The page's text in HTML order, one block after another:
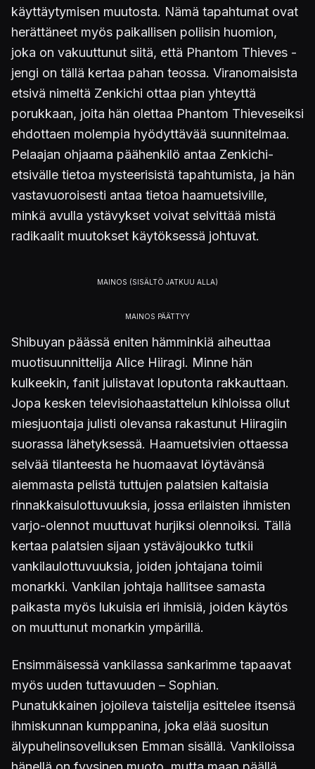
käyttäytymisen muutosta. Nämä tapahtumat ovat
herättäneet myös paikallisen poliisin huomion,
joka on vakuuttunut siitä, että Phantom Thieves -
jengi on tällä kertaa pahan teossa. Viranomaisista
etsivä nimeltä Zenkichi ottaa pian yhteyttä
porukkaan, joita hän olettaa Phantom Thieveseiksi
ehdottaen molempia hyödyttävää suunnitelmaa.
Pelaajan ohjaama päähenkilö antaa Zenkichi-
etsivälle tietoa mysteerisistä tapahtumista, ja hän
vastavuoroisesti antaa tietoa haamuetsiville,
minkä avulla ystävykset voivat selvittää mistä
radikaalit muutokset käytöksessä johtuvat.
Shibuyan päässä eniten hämminkiä aiheuttaa
muotisuunnittelija Alice Hiiragi. Minne hän
kulkeekin, fanit julistavat loputonta rakkauttaan.
Jopa kesken televisiohaastattelun kihloissa ollut
miesjuontaja julisti olevansa rakastunut Hiiragiin
suorassa lähetyksessä. Haamuetsivien ottaessa
selvää tilanteesta he huomaavat löytävänsä
aiemmasta pelistä tuttujen palatsien kaltaisia
rinnakkaisulottuvuuksia, jossa erilaisten ihmisten
varjo-olennot muuttuvat hurjiksi olennoiksi. Tällä
kertaa palatsien sijaan ystäväjoukko tutkii
vankilaulottuvuuksia, joiden johtajana toimii
monarkki. Vankilan johtaja hallitsee samasta
paikasta myös lukuisia eri ihmisiä, joiden käytös
on muuttunut monarkin ympärillä.
Ensimmäisessä vankilassa sankarimme tapaavat
myös uuden tuttavuuden – Sophian.
Punatukkainen jojoileva taistelija esittelee itsensä
ihmiskunnan kumppanina, joka elää suositun
älypuhelinsovelluksen Emman sisällä. Vankiloissa